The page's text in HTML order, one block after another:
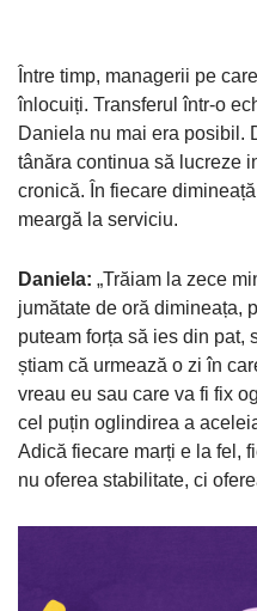
Între timp, managerii pe
înlocuiți. Transferul într-o
Daniela nu mai era posibil.
tânăra continua să lucreze
cronică. În fiecare
meargă la serviciu.
Daniela: „Trăiam la zece
jumătate de oră dimineața,
puteam forța să ies din pat,
știam că urmează o zi în
vreau eu sau care va fi fix
cel puțin oglindirea a
Adică fiecare marți e la fel,
nu oferea stabilitate, ci